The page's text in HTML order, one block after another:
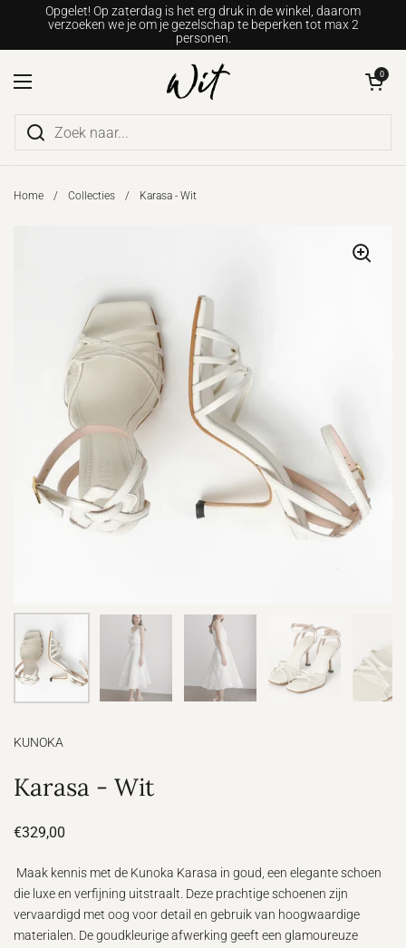
Ga naar content
Opgelet! Op zaterdag is het erg druk in de winkel, daarom
verzoeken we je om je gezelschap te beperken tot max 2
personen.
Menu openen
Winkelwagentje
0
Home / Collecties / Karasa - Wit
KUNOKA
Karasa - Wit
€329,00
Maak kennis met de Kunoka Karasa in goud, een elegante schoen
die luxe en verfijning uitstraalt. Deze prachtige schoenen zijn
vervaardigd met oog voor detail en gebruik van hoogwaardige
materialen. De goudkleurige afwerking geeft een glamoureuze